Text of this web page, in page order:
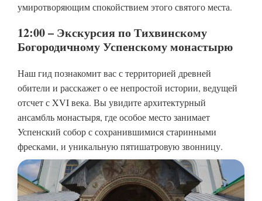
умиротворяющим спокойствием этого святого места.
12:00 – Экскурсия по Тихвинскому
Богородичному Успенскому монастырю
Наш гид познакомит вас с территорией древней
обители и расскажет о ее непростой истории, ведущей
отсчет с XVI века. Вы увидите архитектурный
ансамбль монастыря, где особое место занимает
Успенский собор с сохранившимися старинными
фресками, и уникальную пятишатровую звонницу.